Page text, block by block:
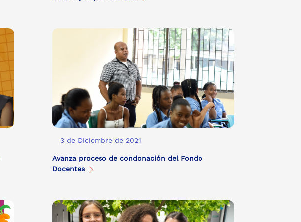
3 de Diciembre de 2021
Avanza proceso de condonación del Fondo
Docentes